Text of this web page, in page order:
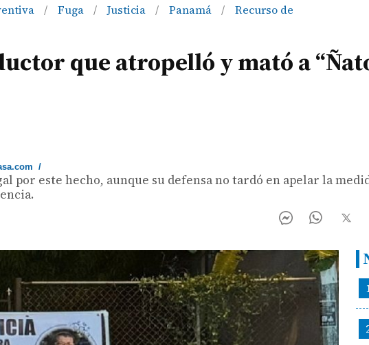
/ Fuga / Justicia / Panamá /
Recurso de
que atropelló y mató a
/
por este hecho, aunque su defensa no tardó en apelar la